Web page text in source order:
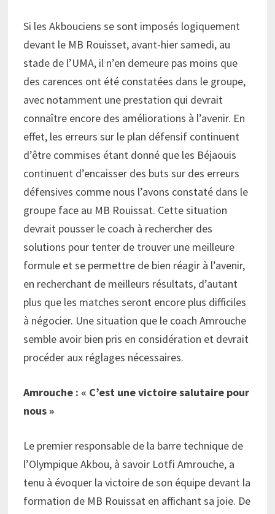
Si les Akbouciens se sont imposés logiquement
devant le MB Rouisset, avant-hier samedi, au
stade de l’UMA, il n’en demeure pas moins que
des carences ont été constatées dans le groupe,
avec notamment une prestation qui devrait
connaître encore des améliorations à l’avenir. En
effet, les erreurs sur le plan défensif continuent
d’être commises étant donné que les Béjaouis
continuent d’encaisser des buts sur des erreurs
défensives comme nous l’avons constaté dans le
groupe face au MB Rouissat. Cette situation
devrait pousser le coach à rechercher des
solutions pour tenter de trouver une meilleure
formule et se permettre de bien réagir à l’avenir,
en recherchant de meilleurs résultats, d’autant
plus que les matches seront encore plus difficiles
à négocier. Une situation que le coach Amrouche
semble avoir bien pris en considération et devrait
procéder aux réglages nécessaires.
Amrouche : « C’est une victoire salutaire pour
nous »
Le premier responsable de la barre technique de
l’Olympique Akbou, à savoir Lotfi Amrouche, a
tenu à évoquer la victoire de son équipe devant la
formation de MB Rouissat en affichant sa joie. De